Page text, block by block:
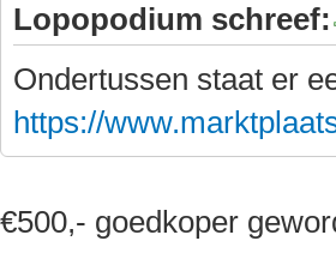
Lopopodium schreef:
Ondertussen staat er
https://
€500,- goedkoper